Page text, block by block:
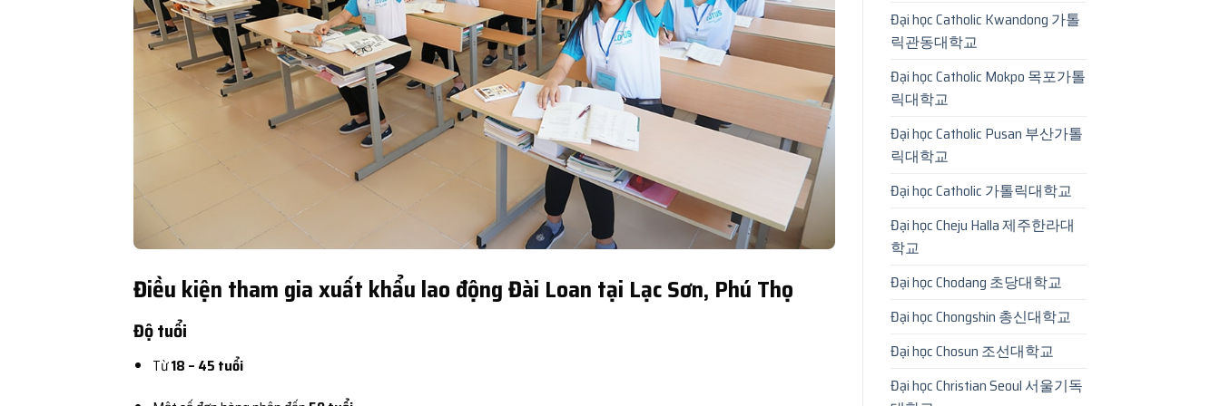
Điều kiện tham gia xuất khẩu lao động Đài Loan tại Lạc Sơn, Phú Thọ
Độ tuổi
Từ18 – 45 tuổi
Đại học Catholic Kwandong 가톨
릭관동대학교
Đại học Catholic Mokpo 목포가톨
릭대학교
Đại học Catholic Pusan 부산가톨
릭대학교
Đại học Catholic 가톨릭대학교
Đại học Cheju Halla 제주한라대
학교
Đại học Chodang 초당대학교
Đại học Chongshin 총신대학교
Đại học Chosun 조선대학교
Đại học Christian Seoul 서울기독